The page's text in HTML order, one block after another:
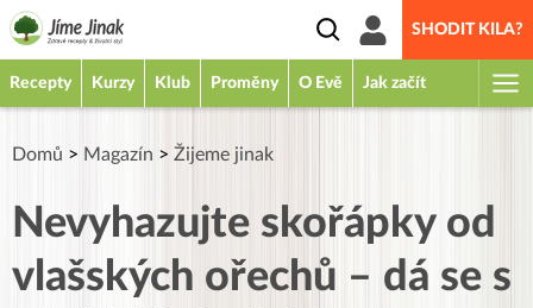
SHODIT KILA?
Recepty Kurzy Klub Proměny O Evě Jak začít
Domů > Magazín > Žijeme jinak
Nevyhazujte skořápky od
vlašských ořechů – dá se s